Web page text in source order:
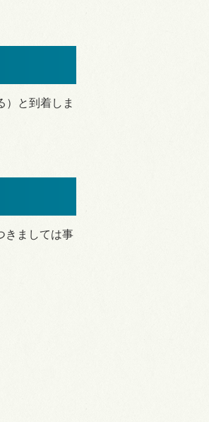
）と到着しま
きましては事